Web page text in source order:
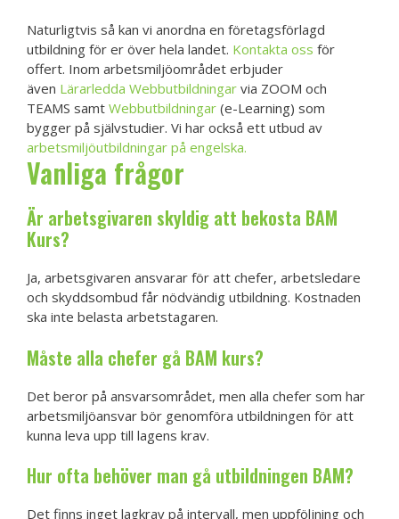
Naturligtvis så kan vi anordna en företagsförlagd
utbildning för er över hela landet. Kontakta oss för
offert. Inom arbetsmiljöområdet erbjuder
även Lärarledda Webbutbildningar via ZOOM och
TEAMS samt Webbutbildningar (e-Learning) som
bygger på självstudier. Vi har också ett utbud av
arbetsmiljöutbildningar på engelska.
Vanliga frågor
Är arbetsgivaren skyldig att bekosta BAM
Kurs?
Ja, arbetsgivaren ansvarar för att chefer, arbetsledare
och skyddsombud får nödvändig utbildning. Kostnaden
ska inte belasta arbetstagaren.
Måste alla chefer gå BAM kurs?
Det beror på ansvarsområdet, men alla chefer som har
arbetsmiljöansvar bör genomföra utbildningen för att
kunna leva upp till lagens krav.
Hur ofta behöver man gå utbildningen BAM?
Det finns inget lagkrav på intervall, men uppföljning och